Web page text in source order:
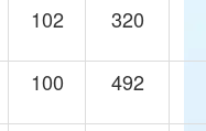
102 320
100 492